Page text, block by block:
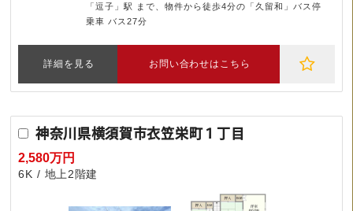
「逗子」駅 まで、物件から徒歩4分の「久留和」バス停
乗車 バス27分
詳細を見る お問い合わせはこちら
神奈川県横須賀市衣笠栄町１丁目
2,580万円
6K 地上2階建